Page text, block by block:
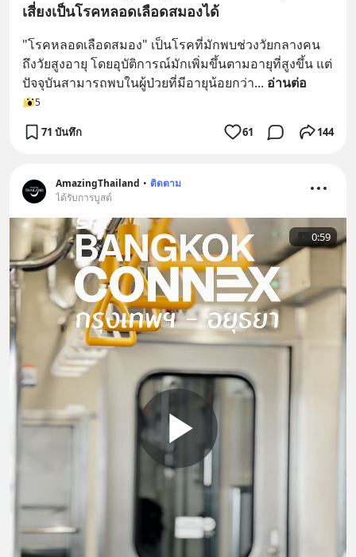
เสี่ยงเป็นโรคหลอดเลือดสมองได้
"โรคหลอดเลือดสมอง" เป็นโรคที่มักพบช่วงวัยกลางคน
ถึงวัยสูงอายุ โดยอุบัติการณ์มักเพิ่มขึ้นตามอายุที่สูงขึ้น แต่
ปัจจุบันสามารถพบในผู้ป่วยที่มีอายุน้อยกว่า... อ่านต่อ
5
71 บันทึก 61 144
AmazingThailand • ติดตาม
ได้รับการบูสต์
0:59